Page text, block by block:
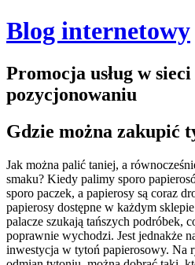
Blog internetowy
Promocja usług w
pozycjonowaniu
Gdzie można zakupić
Jak można palić taniej, a
smaku? Kiedy palimy sporo
sporo paczek, a papierosy są coraz
papierosy dostępne w każdym
palacze szukają tańszych podróbek,
poprawnie wychodzi. Jest jednakże
inwestycja w tytoń papierosowy. Na